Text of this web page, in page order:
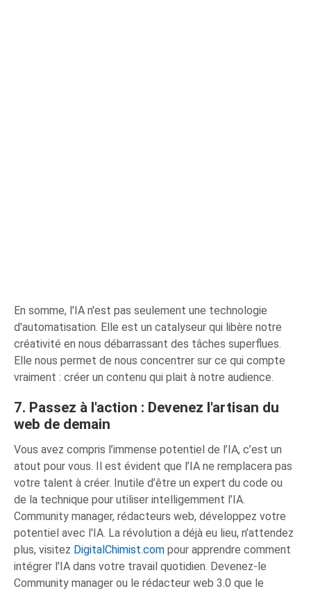
En somme, l'IA n'est pas seulement une technologie
d'automatisation. Elle est un catalyseur qui libère notre
créativité en nous débarrassant des tâches superflues.
Elle nous permet de nous concentrer sur ce qui compte
vraiment : créer un contenu qui plait à notre audience.
7. Passez à l'action : Devenez l'artisan du
web de demain
Vous avez compris l’immense potentiel de l’IA, c’est un
atout pour vous. Il est évident que l’IA ne remplacera pas
votre talent à créer. Inutile d’être un expert du code ou
de la technique pour utiliser intelligemment l’IA.
Community manager, rédacteurs web, développez votre
potentiel avec l'IA. La révolution a déjà eu lieu, n’attendez
plus, visitez DigitalChimist.compour apprendre comment
intégrer l'IA dans votre travail quotidien. Devenez-le
Community manager ou le rédacteur web 3.0 que le